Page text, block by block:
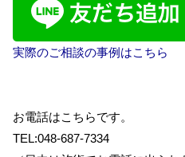
実際のご相談の事例はこちら
お電話はこちらです。
TEL:048-687-7334